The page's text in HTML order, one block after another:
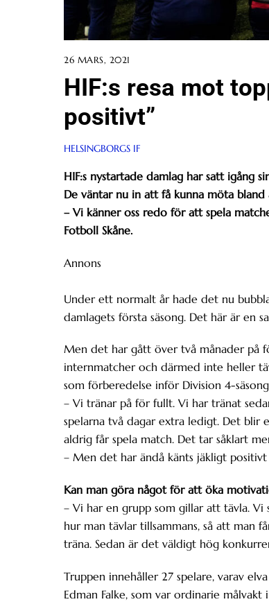
26 MARS, 2021
HIF:s resa mot
positivt”
HELSINGBORGS IF
HIF:s nystartade damlag har satt igång
De väntar nu in att få kunna möta bland
– Vi känner oss redo för att spela
Fotboll Skåne.
Annons
Under ett normalt år hade det nu
damlagets första säsong. Det här är en
Men det har gått över två månader på
internmatcher och därmed inte heller
som förberedelse inför Division 4-
– Vi tränar på för fullt. Vi har tränat
spelarna två dagar extra ledigt. Det blir
aldrig får spela match. Det tar såklart
– Men det har ändå känts jäkligt
Kan man göra något för att öka
– Vi har en grupp som gillar att tävla. Vi
hur man tävlar tillsammans, så att man
träna. Sedan är det väldigt hög
Truppen innehåller 27 spelare, varav
Edman Falke, som var ordinarie